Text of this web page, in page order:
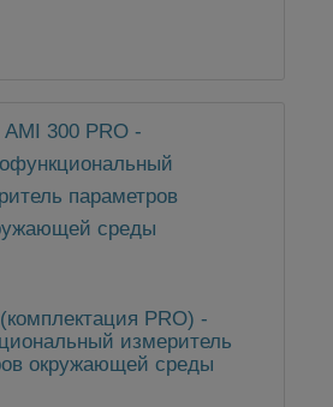
PRO) -
измеритель
окружающей среды